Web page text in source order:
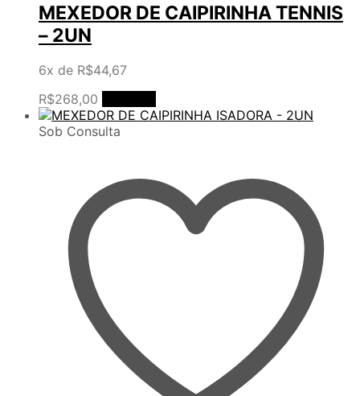
MEXEDOR DE CAIPIRINHA TENNIS
– 2UN
6x de R$44,67
R$268,00
Sob Consulta